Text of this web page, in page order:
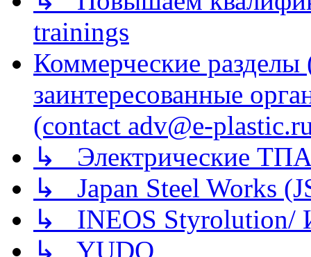
trainings
Коммерческие
заинтересованные
(contact adv@e-
↳ Электрические
↳ Japan Steel Works
↳ INEOS
↳ YUDO